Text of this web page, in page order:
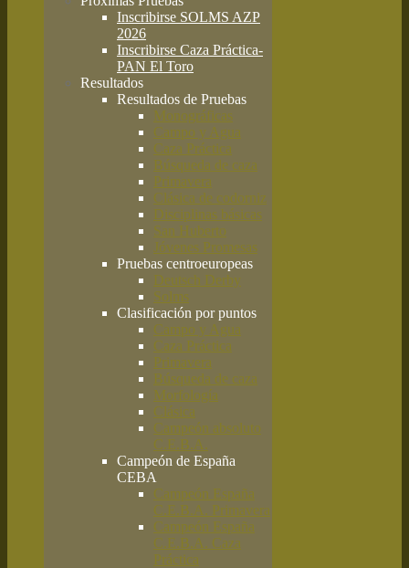
Inscribirse SOLMS AZP
2026
Inscribirse Caza Práctica-
PAN El Toro
Resultados
Resultados de Pruebas
Monográficas
Campo y Agua
Caza Práctica
Búsqueda de caza
Primavera
Clásica de codorniz
Disciplinas básicas
San Huberto
Jóvenes Promesas
Pruebas centroeuropeas
Deutsch Derby
Solms
Clasificación por puntos
Campo y Agua
Caza Práctica
Primavera
Búsqueda de caza
Morfología
Clásica
Campeón absoluto
C.E.B.A.
Campeón de España
CEBA
Campeón España
C.E.B.A. Primavera
Campeón España
C.E.B.A. Caza
Práctica